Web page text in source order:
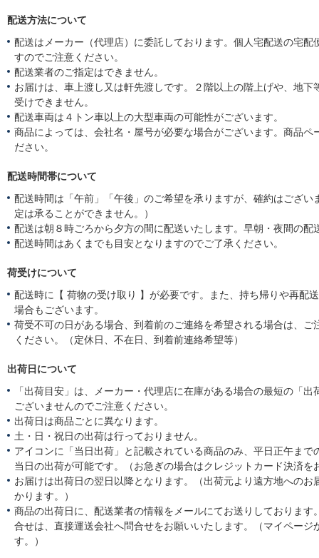
配送方法について
配送はメーカー（代理店）に委託しております。個人宅配送の宅配
すのでご注意ください。
配送業者のご指定はできません。
お届けは、車上渡し又は軒先渡しです。２階以上の階上げや、地下
受けできません。
配送車両は４トン車以上の大型車両の可能性がございます。
商品によっては、会社名・屋号が必要な場合がございます。商品ペ
ださい。
配送時間帯について
配送時間は「午前」「午後」のご希望を承りますが、確約はござい
定は承ることができません。）
配送は朝８時ごろから夕方の間に配送いたします。早朝・夜間の配
配送時間はあくまでも目安となりますのでご了承ください。
荷受けについて
配送時に【 荷物の受け取り 】が必要です。また、持ち帰りや再配
場合もございます。
荷受不可の日がある場合、到着前のご連絡を希望される場合は、ご
ください。（定休日、不在日、到着前連絡希望等）
出荷日について
「出荷目安」は、メーカー・代理店に在庫がある場合の最短の「
ございませんのでご注意ください。
出荷日は商品ごとに異なります。
土・日・祝日の出荷は行っておりません。
アイコンに「当日出荷」と記載されている商品のみ、平日正午まで
当日の出荷が可能です。（お急ぎの場合はクレジットカード決済を
お届けは出荷日の翌日以降となります。（出荷元より遠方地へのお
かります。）
商品の出荷日に、配送業者の情報をメールにてお送りしております
合せは、直接運送会社へ問合せをお願いいたします。（マイページ
す。）